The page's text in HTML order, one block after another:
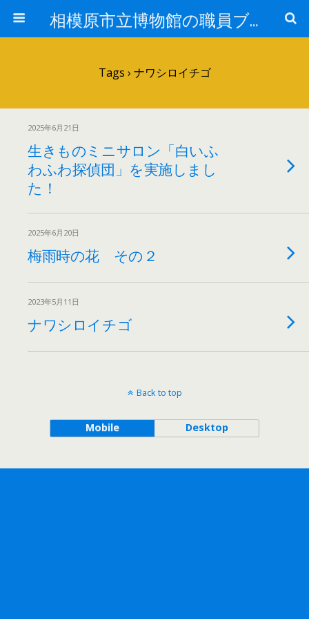
相模原市立博物館の職員ブログ
Tags › ナワシロイチゴ
2025年6月21日
生きものミニサロン「白いふ
わふわ探偵団」を実施しまし
た！
2025年6月20日
梅雨時の花 その２
2023年5月11日
ナワシロイチゴ
Back to top
Mobile Desktop